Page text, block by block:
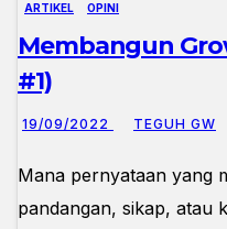
ARTIKEL OPINI
Membangun
#1)
19/09/2022 TEGUH GW
Mana pernyataan yang
pandangan, sikap, atau